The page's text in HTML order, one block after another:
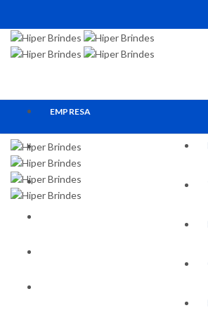
EMPRESA
TÊXTEIS
ESCRITA